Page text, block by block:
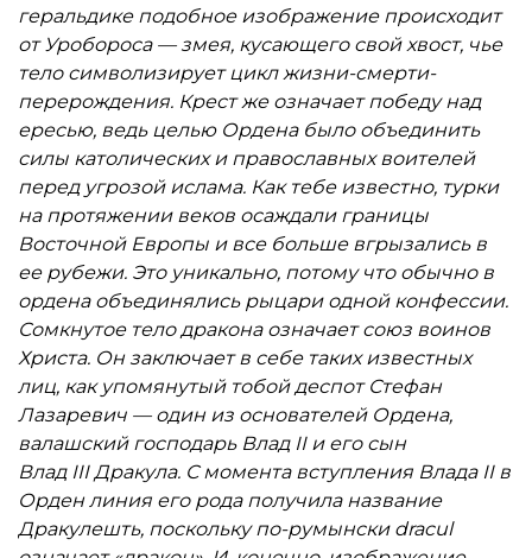
геральдике подобное изображение происходит
от Уробороса — змея, кусающего свой хвост, чье
тело символизирует цикл жизни-смерти-
перерождения. Крест же означает победу над
ересью, ведь целью Ордена было объединить
силы католических и православных воителей
перед угрозой ислама. Как тебе известно, турки
на протяжении веков осаждали границы
Восточной Европы и все больше вгрызались в
ее рубежи. Это уникально, потому что обычно в
ордена объединялись рыцари одной конфессии.
Сомкнутое тело дракона означает союз воинов
Христа. Он заключает в себе таких известных
лиц, как упомянутый тобой деспот Стефан
Лазаревич — один из основателей Ордена,
валашский господарь Влад II и его сын
Влад III Дракула. С момента вступления Влада II в
Орден линия его рода получила название
Дракулешть, поскольку по-румынски dracul